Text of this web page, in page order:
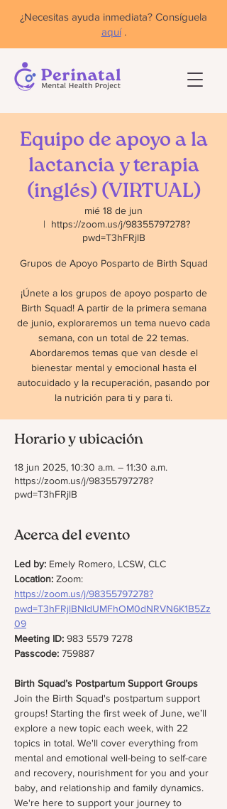
¿Necesitas ayuda inmediata? Consíguela
aquí.
Equipo de apoyo a la
lactancia y terapia
(inglés) (VIRTUAL)
mié 18 de jun
  |
https://zoom.us/j/98355797278?
pwd=T3hFRjlB
Grupos de Apoyo Posparto de Birth Squad
¡Únete a los grupos de apoyo posparto de
Birth Squad! A partir de la primera semana
de junio, exploraremos un tema nuevo cada
semana, con un total de 22 temas.
Abordaremos temas que van desde el
bienestar mental y emocional hasta el
autocuidado y la recuperación, pasando por
la nutrición para ti y para ti.
Horario y ubicación
18 jun 2025, 10:30 a.m. – 11:30 a.m.
https://zoom.us/j/98355797278?
pwd=T3hFRjlB
Acerca del evento
Led by: Emely Romero, LCSW, CLC
Location: Zoom:
https://zoom.us/j/98355797278?
pwd=T3hFRjlBNldUMFhOM0dNRVN6K1B5Zz
09
Meeting ID: 983 5579 7278
Passcode: 759887
Birth Squad’s Postpartum Support Groups
Join the Birth Squad's postpartum support
groups! Starting the first week of June, we’ll
explore a new topic each week, with 22
topics in total. We'll cover everything from
mental and emotional well-being to self-care
and recovery, nourishment for you and your
baby, and relationship and family dynamics.
We're here to support your journey to